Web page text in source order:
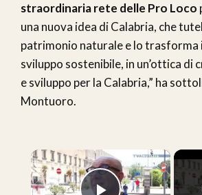
straordinaria rete delle Pro Loco
una nuova idea di Calabria, che
patrimonio naturale e lo
sviluppo sostenibile, in un’ottica di
e sviluppo per la Calabria,” ha
Montuoro.
×